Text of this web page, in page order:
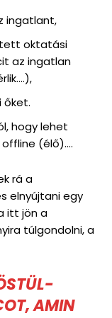
ingatlant,
oktatási
az ingatlan
őket.
hogy lehet
(élő)….
rá a
elnyújtani egy
itt jön a
túlgondolni, a
AMIN